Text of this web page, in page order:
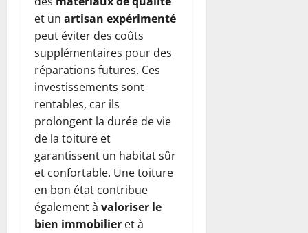
et un artisan expérimenté
peut éviter des coûts
supplémentaires pour des
réparations futures. Ces
investissements sont
rentables, car ils
prolongent la durée de vie
de la toiture et
garantissent un habitat sûr
et confortable. Une toiture
en bon état contribue
également à valoriser le
bien immobilier et à